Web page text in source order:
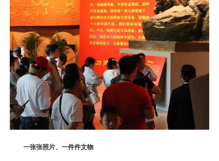
一张张照片、一件件文物